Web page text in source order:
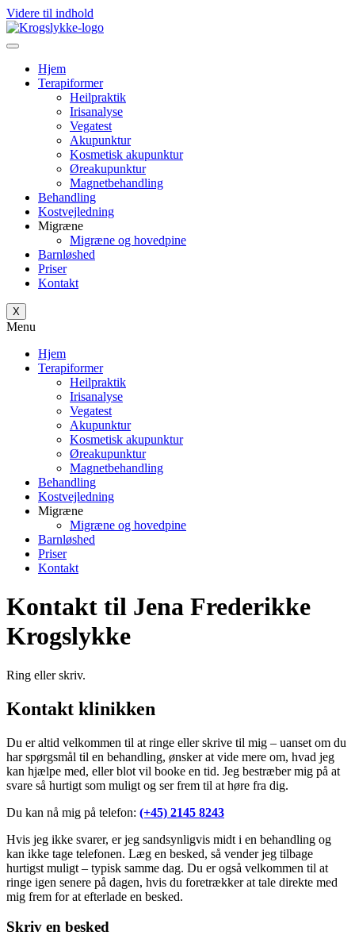
Videre til indhold
Hjem
Terapiformer
Heilpraktik
Irisanalyse
Vegatest
Akupunktur
Kosmetisk akupunktur
Øreakupunktur
Magnetbehandling
Behandling
Kostvejledning
Migræne
Migræne og hovedpine
Barnløshed
Priser
Kontakt
X
Menu
Hjem
Terapiformer
Heilpraktik
Irisanalyse
Vegatest
Akupunktur
Kosmetisk akupunktur
Øreakupunktur
Magnetbehandling
Behandling
Kostvejledning
Migræne
Migræne og hovedpine
Barnløshed
Priser
Kontakt
Kontakt til Jena Frederikke
Krogslykke
Ring eller skriv.
Kontakt klinikken
Du er altid velkommen til at ringe eller skrive til mig – uanset om du
har spørgsmål til en behandling, ønsker at vide mere om, hvad jeg
kan hjælpe med, eller blot vil booke en tid. Jeg bestræber mig på at
svare så hurtigt som muligt og ser frem til at høre fra dig.
Du kan nå mig på telefon: (+45) 2145 8243
Hvis jeg ikke svarer, er jeg sandsynligvis midt i en behandling og
kan ikke tage telefonen. Læg en besked, så vender jeg tilbage
hurtigst muligt – typisk samme dag. Du er også velkommen til at
ringe igen senere på dagen, hvis du foretrækker at tale direkte med
mig frem for at efterlade en besked.
Skriv en besked